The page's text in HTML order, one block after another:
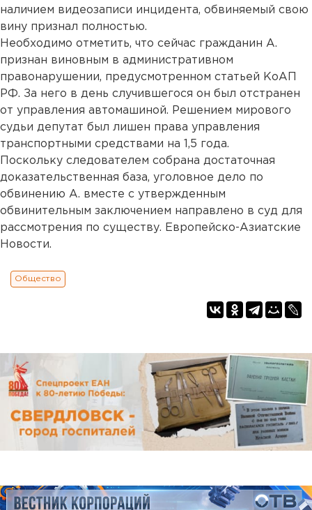
наличием видеозаписи инцидента, обвиняемый свою
вину признал полностью.
Необходимо отметить, что сейчас гражданин А.
признан виновным в административном
правонарушении, предусмотренном статьей КоАП
РФ. За него в день случившегося он был отстранен
от управления автомашиной. Решением мирового
судьи депутат был лишен права управления
транспортными средствами на 1,5 года.
Поскольку следователем собрана достаточная
доказательственная база, уголовное дело по
обвинению А. вместе с утвержденным
обвинительным заключением направлено в суд для
рассмотрения по существу. Европейско-Азиатские
Новости.
Общество